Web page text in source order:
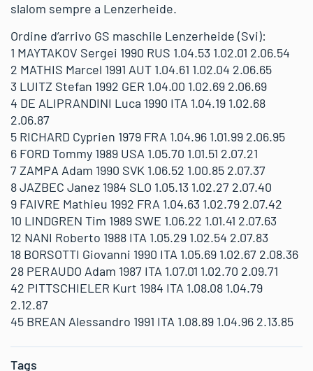
slalom sempre a Lenzerheide.
Ordine d’arrivo GS maschile Lenzerheide (Svi):
1 MAYTAKOV Sergei 1990 RUS 1.04.53 1.02.01 2.06.54
2 MATHIS Marcel 1991 AUT 1.04.61 1.02.04 2.06.65
3 LUITZ Stefan 1992 GER 1.04.00 1.02.69 2.06.69
4 DE ALIPRANDINI Luca 1990 ITA 1.04.19 1.02.68
2.06.87
5 RICHARD Cyprien 1979 FRA 1.04.96 1.01.99 2.06.95
6 FORD Tommy 1989 USA 1.05.70 1.01.51 2.07.21
7 ZAMPA Adam 1990 SVK 1.06.52 1.00.85 2.07.37
8 JAZBEC Janez 1984 SLO 1.05.13 1.02.27 2.07.40
9 FAIVRE Mathieu 1992 FRA 1.04.63 1.02.79 2.07.42
10 LINDGREN Tim 1989 SWE 1.06.22 1.01.41 2.07.63
12 NANI Roberto 1988 ITA 1.05.29 1.02.54 2.07.83
18 BORSOTTI Giovanni 1990 ITA 1.05.69 1.02.67 2.08.36
28 PERAUDO Adam 1987 ITA 1.07.01 1.02.70 2.09.71
42 PITTSCHIELER Kurt 1984 ITA 1.08.08 1.04.79
2.12.87
45 BREAN Alessandro 1991 ITA 1.08.89 1.04.96 2.13.85
Tags